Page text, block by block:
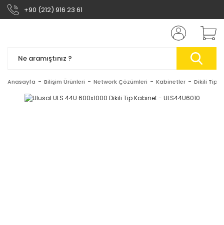
+90 (212) 916 23 61
Anasayfa Bilişim Ürünleri Network Çözümleri Kabinetler Dikili Tip